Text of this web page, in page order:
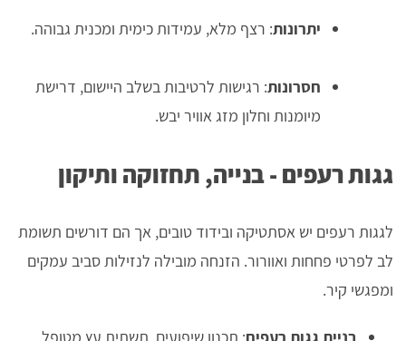
יתרונות: רצף מלא, עמידות כימית ומכנית גבוהה.
חסרונות: רגישות לרטיבות בשלב היישום, דרישת
מיומנות וחלון מזג אוויר יבש.
גגות רעפים - בנייה, תחזוקה ותיקון
לגגות רעפים יש אסתטיקה ובידוד טובים, אך הם דורשים תשומת
לב לפרטי פחחות ואוורור. הזנחה מובילה לנזילות סביב עמקים
ומפגשי קיר.
בניית גגות רעפים: תכנון שיפועים, תשתית עץ מטופל,